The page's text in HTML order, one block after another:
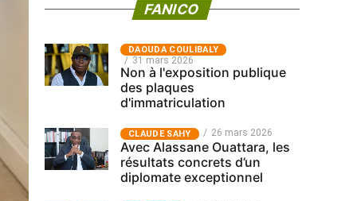
FANICO
‎DAOUDA COULIBALY
31 mars 2026
Non à l'exposition publique
des plaques
d'immatriculation
CLAUDE SAHY 26 mars 2026
Avec Alassane Ouattara, les
résultats concrets d’un
diplomate exceptionnel